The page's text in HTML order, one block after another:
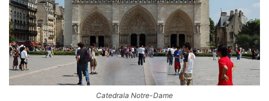
Catedrala Notre-Dame